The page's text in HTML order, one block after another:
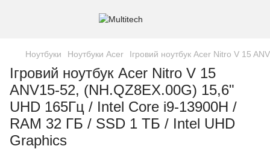
Ноутбуки Ноутбуки Acer Ігровий ноутбук Acer Nitro V 15
Ігровий ноутбук Acer Nitro V 15
ANV15-52, (NH.QZ8EX.00G) 15,6"
UHD 165Гц / Intel Core i9-13900H /
RAM 32 ГБ / SSD 1 ТБ / Intel UHD
Graphics